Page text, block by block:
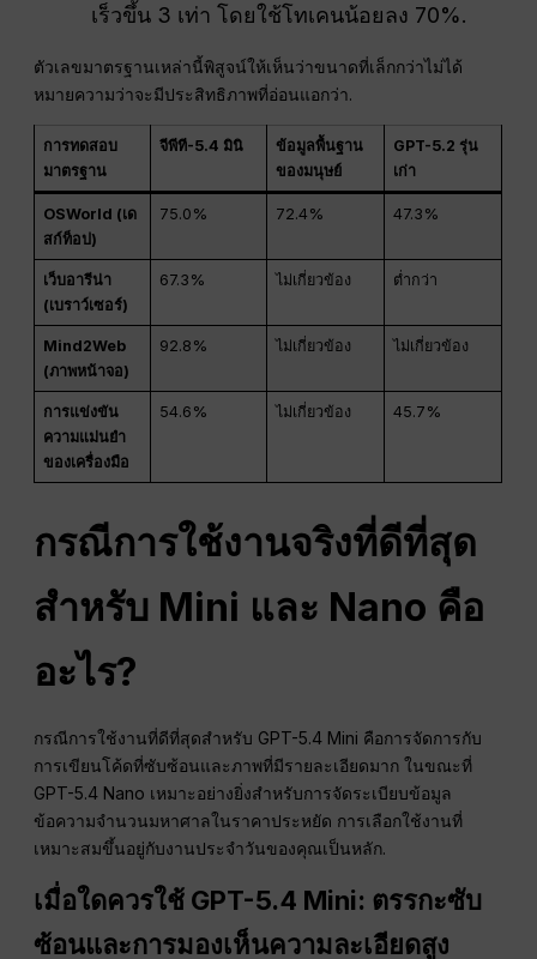
เร็วขึ้น 3 เท่า โดยใช้โทเคนน้อยลง 70%.
ตัวเลขมาตรฐานเหล่านี้พิสูจน์ให้เห็นว่าขนาดที่เล็กกว่าไม่ได้
หมายความว่าจะมีประสิทธิภาพที่อ่อนแอกว่า.
การทดสอบ
มาตรฐาน
จีพีที-5.4 มินิ
ข้อมูลพื้นฐาน
ของมนุษย์
GPT-5.2 รุ่น
เก่า
OSWorld (เด
สก์ท็อป)
75.0% 72.4% 47.3%
เว็บอารีน่า
(เบราว์เซอร์)
67.3% ไม่เกี่ยวข้อง ต่ำกว่า
Mind2Web
(ภาพหน้าจอ)
92.8% ไม่เกี่ยวข้อง ไม่เกี่ยวข้อง
การแข่งขัน
ความแม่นยำ
ของเครื่องมือ
54.6% ไม่เกี่ยวข้อง 45.7%
กรณีการใช้งานจริงที่ดีที่สุด
สำหรับ Mini และ Nano คือ
อะไร?
กรณีการใช้งานที่ดีที่สุดสำหรับ GPT-5.4 Mini คือการจัดการกับ
การเขียนโค้ดที่ซับซ้อนและภาพที่มีรายละเอียดมาก ในขณะที่
GPT-5.4 Nano เหมาะอย่างยิ่งสำหรับการจัดระเบียบข้อมูล
ข้อความจำนวนมหาศาลในราคาประหยัด การเลือกใช้งานที่
เหมาะสมขึ้นอยู่กับงานประจำวันของคุณเป็นหลัก.
เมื่อใดควรใช้ GPT-5.4 Mini: ตรรกะซับ
ซ้อนและการมองเห็นความละเอียดสูง